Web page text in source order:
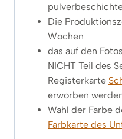
Die
Wochen
das auf den
NICHT Teil des
Registerkarte
erworben
Wahl der Farbe
Farbkarte des